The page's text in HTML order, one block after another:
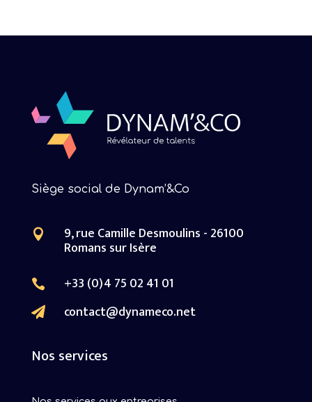
Siège social de Dynam’&Co
 9, rue Camille Desmoulins - 26100
Romans sur Isère
 +33 (0)4 75 02 41 01
 contact@dynameco.net
Nos services